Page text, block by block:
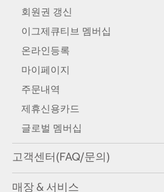
회원권 갱신
이그제큐티브 멤버십
온라인등록
마이페이지
주문내역
제휴신용카드
글로벌 멤버십
고객센터(FAQ/문의)
매장 & 서비스